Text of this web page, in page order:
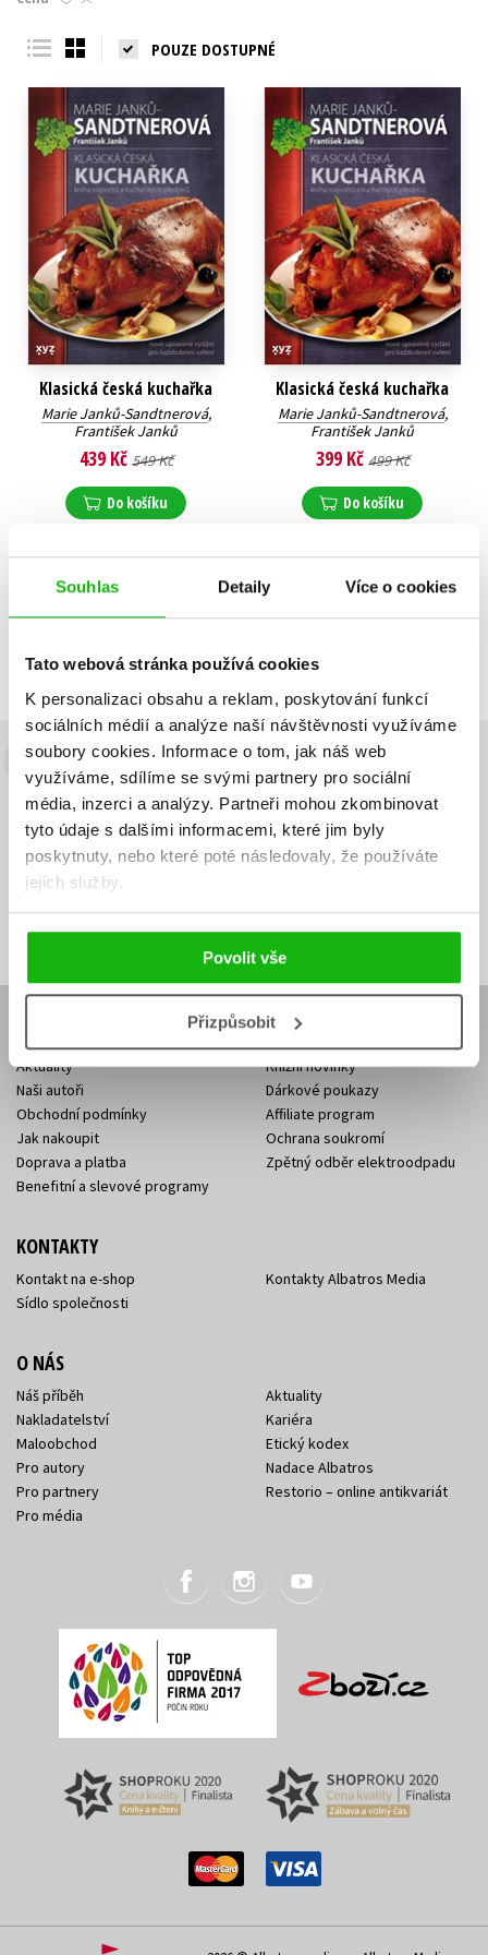
Souhlas Detaily Více o cookies
Tato webová stránka používá cookies
K personalizaci obsahu a reklam, poskytování funkcí
sociálních médií a analýze naší návštěvnosti využíváme
soubory cookies. Informace o tom, jak náš web
využíváme, sdílíme se svými partnery pro sociální
média, inzerci a analýzy. Partneři mohou zkombinovat
tyto údaje s dalšími informacemi, které jim byly
poskytnuty, nebo které poté následovaly, že používáte
jejich služby.
Povolit vše
Přizpůsobit
Young adult (SK)
POUZE DOSTUPNÉ
Klasická česká kuchařka
Marie Janků-Sandtnerová,
František Janků
439 Kč 549 Kč
Do košíku
Klasická česká kuchařka
Marie Janků-Sandtnerová,
František Janků
399 Kč 499 Kč
Do košíku
Zobrazuji 1 až 2 z celkem 2 záznamů
Předchozí 1 Další
Budete to vědět jako první!
Zajímá Vás, jaký knižní hit právě vychází, na jaké zboží je výhodná
sleva, jaká běží soutěž o ceny? Přihlášením k odběru našich e-
mailových novineksouhlasíte se zpracováním osobních údajů.
mailová
adresa
mailová
adresa
Vaše e-mailová adresa Přihlásit se
Aktuality
Naši autoři
Obchodní podmínky
Jak nakoupit
Doprava a platba
Benefitní a slevové programy
Knižní novinky
Dárkové poukazy
Affiliate program
Ochrana soukromí
Zpětný odběr elektroodpadu
KONTAKTY
Kontakt na e-shop
Sídlo společnosti
Kontakty Albatros Media
O NÁS
Náš příběh
Nakladatelství
Maloobchod
Pro autory
Pro partnery
Pro média
Aktuality
Kariéra
Etický kodex
Nadace Albatros
Restorio – online antikvariát